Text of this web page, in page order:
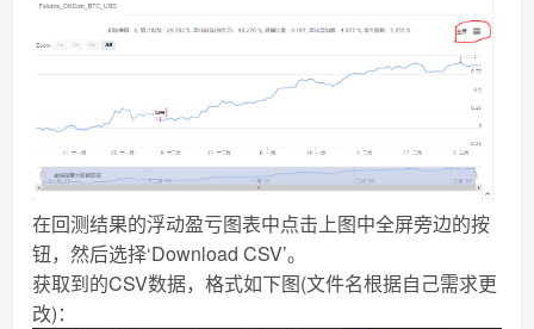
在回测结果的浮动盈亏图表中点击上图中全屏旁边的按
钮，然后选择‘Download CSV’。
获取到的CSV数据，格式如下图(文件名根据自己需求更
改)：